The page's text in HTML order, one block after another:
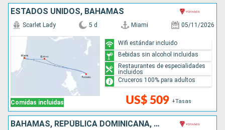
ESTADOS UNIDOS, BAHAMAS
Comidas incluidas
Scarlet Lady 5 d Miami 05/11/2026
US$ 509 +Tasas
Wifi estándar incluido
Bebidas sin alcohol incluidas
Restaurantes de especialidades
incluidos
Cruceros 100% para adultos
BAHAMAS, REPÚBLICA DOMINICANA, ESTADOS UNIDOS